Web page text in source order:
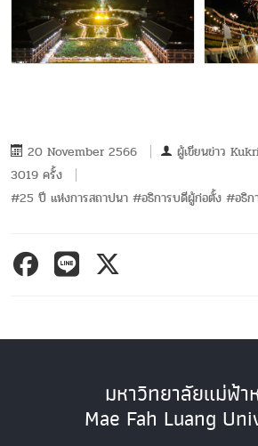
20 November 2566 ผู้เขียนข่าว
3019 ครั้ง
#25 ปี แห่งการสถาปนา #อธิการบดีผู้ก่อตั้ง #อธิก
มหาวิทยาลัยแม่ฟ้า
Mae Fah Luang